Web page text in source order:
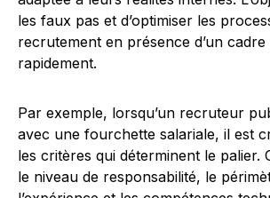
les faux pas et d’optimiser les
recrutement en présence d’un
rapidement.
Par exemple, lorsqu’un recruteur
avec une fourchette salariale, il est
les critères qui déterminent le palier.
le niveau de responsabilité, le